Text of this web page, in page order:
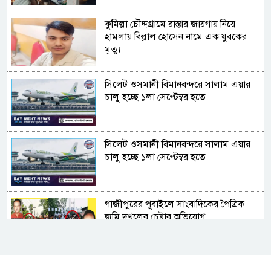
কুমিল্লা চৌদ্দগ্রামে রাস্তার জায়গায় নিয়ে
হামলায় বিল্লাল হোসেন নামে এক যুবকের
মৃত্যু
সিলেট ওসমানী বিমানবন্দরে সালাম এয়ার
চালু হচ্ছে ১লা সেপ্টেম্বর হতে
সিলেট ওসমানী বিমানবন্দরে সালাম এয়ার
চালু হচ্ছে ১লা সেপ্টেম্বর হতে
গাজীপুরের পূবাইলে সাংবাদিকের পৈত্রিক
জমি দখলের চেষ্টার অভিযোগ